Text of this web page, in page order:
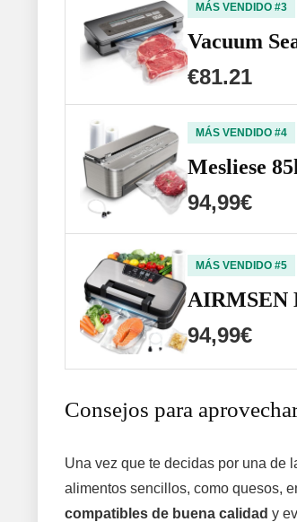
MÁS VENDIDO #3
Vacuum
€81.21
MÁS VENDIDO #4
Mesliese
94,99€
MÁS VENDIDO #5
AIRMSEN
94,99€
Consejos para
Una vez que te decidas por una de
alimentos sencillos, como quesos,
compatibles de buena calidad y